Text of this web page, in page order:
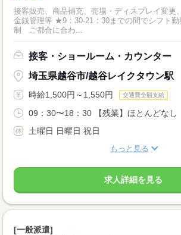
接客販売、商品補充、売場・ディスプレイ変更
金銭管理等 ★9：30-21：30までの間でシフト勤務 ★月〜日 シフト
制 ご都合に合わ...
接客・ショールーム・カウンター
埼玉県越谷市/越谷レイクタウン駅
時給1,500円～1,550円 交通費全額支給
09：30〜18：30 【残業】ほとんどなし
土曜日 日曜日 祝日
もっと見る
求人詳細を見る
[一般派遣]